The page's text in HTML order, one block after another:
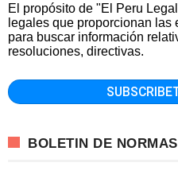
El propósito de "El Peru
legales que proporcionan
para buscar información
resoluciones, directivas.
BOLETIN DE